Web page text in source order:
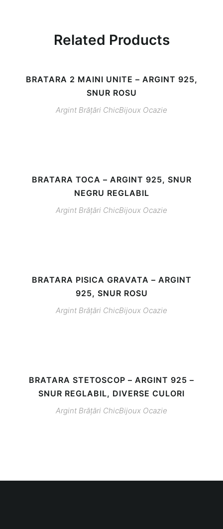
Related Products
BRATARA 2 MAINI UNITE – ARGINT 925,
SNUR ROSU
Argint Brățări ChicBijoux Ocazie
BRATARA TOCA – ARGINT 925, SNUR
NEGRU REGLABIL
Argint Brățări ChicBijoux Ocazie
BRATARA PISICA GRAVATA – ARGINT
925, SNUR ROSU
Argint Brățări ChicBijoux Ocazie
BRATARA STETOSCOP – ARGINT 925 –
SNUR REGLABIL, DIVERSE CULORI
Argint Brățări ChicBijoux Ocazie